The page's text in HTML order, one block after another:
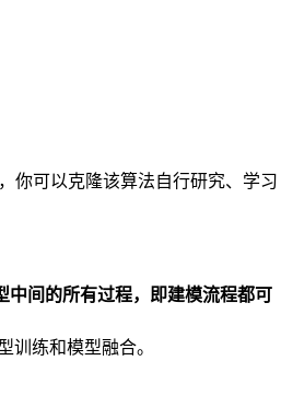
你可以克隆该算法自行研究、学习
中间的所有过程，即建模流程都可
训练和模型融合。